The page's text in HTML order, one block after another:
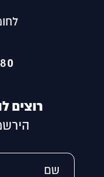
רוצים
שם
Alternative: